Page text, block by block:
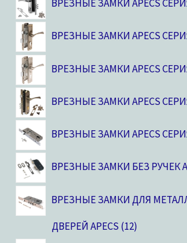
ВРЕЗНЫЕ ЗАМКИ APECS
ВРЕЗНЫЕ ЗАМКИ APECS
ВРЕЗНЫЕ ЗАМКИ APECS
ВРЕЗНЫЕ ЗАМКИ APECS
ВРЕЗНЫЕ ЗАМКИ APECS
ВРЕЗНЫЕ ЗАМКИ БЕЗ РУЧЕК
ВРЕЗНЫЕ ЗАМКИ ДЛЯ
ДВЕРЕЙ APECS 12